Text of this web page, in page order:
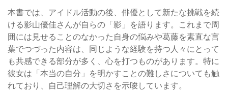
本書では、アイドル活動の後、俳優として新たな挑戦を続
ける影山優佳さんが自らの「影」を語ります。これまで周
囲には見せることのなかった自身の悩みや葛藤を素直な言
葉でつづった内容は、同じような経験を持つ人々にとって
も共感できる部分が多く、心を打つものがあります。特に
彼女は「本当の自分」を明かすことの難しさについても触
れており、自己理解の大切さを示唆しています。